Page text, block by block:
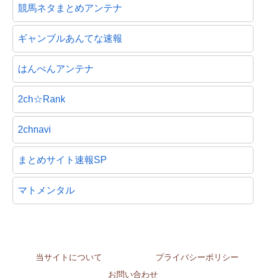
競馬ネタまとめアンテナ
ギャンブルあんてな速報
はんぺんアンテナ
2ch☆Rank
2chnavi
まとめサイト速報SP
マトメンタル
当サイトについて
プライバシーポリシー
お問い合わせ